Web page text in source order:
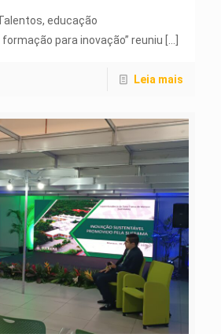
educação
para inovação” reuniu […]
Leia mais